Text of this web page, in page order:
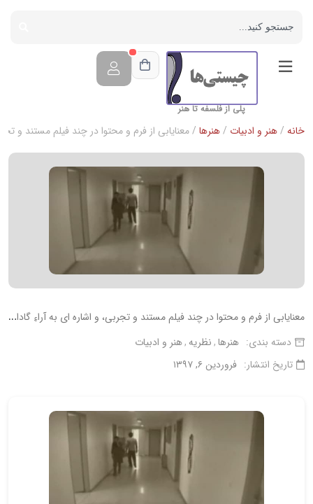
پلی از فلسفه تا هنر
خانه /هنر و ادبیات /هنرها / معنایابی از فرم و محتوا در چند فیلم مستند و
م
عنایابی از فرم و محتوا در چند فیلم مستند و تجربی، و اشاره ای به آراءِ گادامر درباره تأویلِ اثر هنری
دسته بندی: هنرها نظریه هنر و ادبیات
تاریخ انتشار: فروردین ۶, ۱۳۹۷